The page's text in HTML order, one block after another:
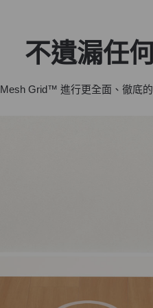
不遺漏任
Mesh Grid™ 進行更全面、徹底